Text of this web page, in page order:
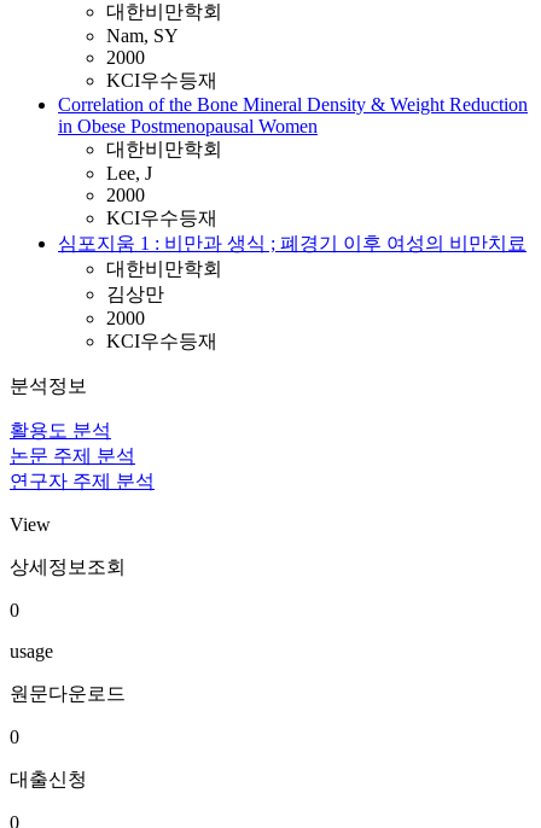
대한비만학회
Nam, SY
2000
KCI우수등재
Correlation of the Bone Mineral Density & Weight Reduction
in Obese Postmenopausal Women
대한비만학회
Lee, J
2000
KCI우수등재
심포지움 1 : 비만과 생식 ; 폐경기 이후 여성의 비만치료
대한비만학회
김상만
2000
KCI우수등재
분석정보
활용도 분석
논문 주제 분석
연구자 주제 분석
View
상세정보조회
0
usage
원문다운로드
0
대출신청
0